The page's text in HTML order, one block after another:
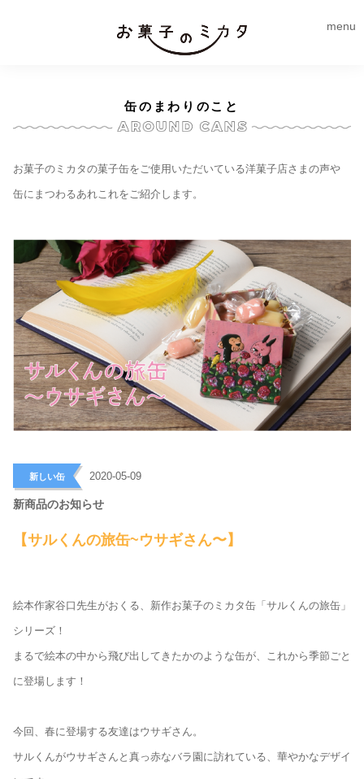
menu
缶のまわりのこと
お菓子のミカタの菓子缶をご使用いただいている洋菓子店さまの声や
缶にまつわるあれこれをご紹介します。
新しい缶 2020-05-09
新商品のお知らせ
【サルくんの旅缶~ウサギさん〜】
絵本作家谷口先生がおくる、新作お菓子のミカタ缶「サルくんの旅缶」
シリーズ！
まるで絵本の中から飛び出してきたかのような缶が、これから季節ごと
に登場します！
今回、春に登場する友達はウサギさん。
サルくんがウサギさんと真っ赤なバラ園に訪れている、華やかなデザイ